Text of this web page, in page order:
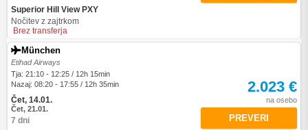
Superior Hill View PXY
Nočitev z zajtrkom
Brez transferja
München
Etihad Airways
Tja: 21:10 - 12:25 / 12h 15min
Nazaj: 08:20 - 17:55 / 12h 35min
Čet, 14.01.
Čet, 21.01.
7 dni
2.023 €
na osebo
PREVERI